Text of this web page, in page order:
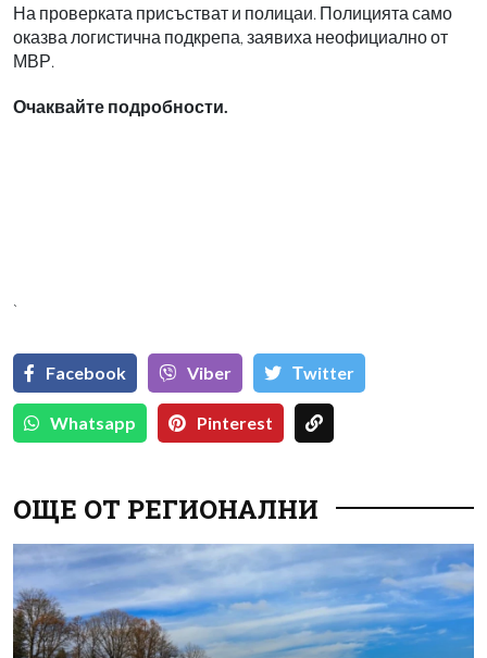
На проверката присъстват и полицаи. Полицията само
оказва логистична подкрепа, заявиха неофициално от
МВР.
Очаквайте подробности.
`
Facebook Viber Тwitter
Whatsapp Pinterest
ОЩЕ ОТ РЕГИОНАЛНИ